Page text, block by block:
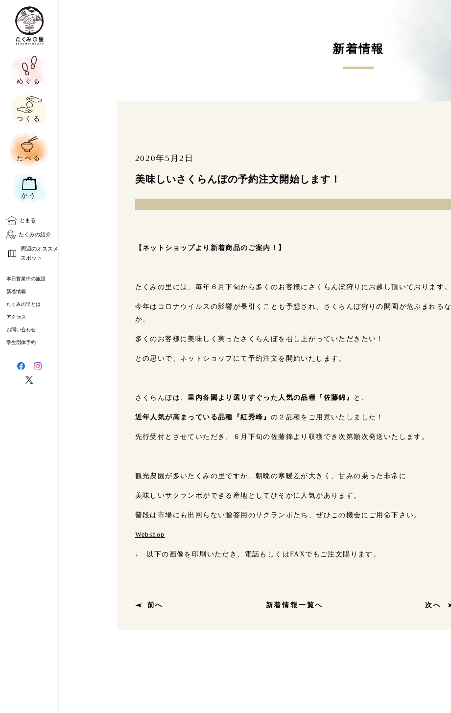
めぐる
つくる
たべる
かう
とまる
たくみの紹介
周辺のオススメ
スポット
本日営業中の施設
新着情報
たくみの里とは
アクセス
お問い合わせ
学生団体予約
新着情報
2020年5月2日
美味しいさくらんぼの予約注文開始します！
【ネットショップより新着商品のご案内！】
たくみの里には、毎年６月下旬から多くのお客様にさくらんぼ狩りにお越し頂いております。
今年はコロナウイルスの影響が長引くことも予想され、さくらんぼ狩りの開園が危ぶまれるな
か、
多くのお客様に美味しく実ったさくらんぼを召し上がっていただきたい！
との思いで、ネットショップにて予約注文を開始いたします。
さくらんぼは、里内各園より選りすぐった人気の品種『佐藤錦』 と、
近年人気が高まっている品種『紅秀峰』 の２品種をご用意いたしました！
先行受付とさせていただき、６月下旬の佐藤錦より収穫でき次第順次発送いたします。
観光農園が多いたくみの里ですが、朝晩の寒暖差が大きく、甘みの乗った非常に
美味しいサクランボができる産地としてひそかに人気があります。
普段は市場にも出回らない贈答用のサクランボたち、ぜひこの機会にご用命下さい。
Webshop
↓ 以下の画像を印刷いただき、電話もしくはFAXでもご注文賜ります。
前へ 新着情報一覧へ 次へ